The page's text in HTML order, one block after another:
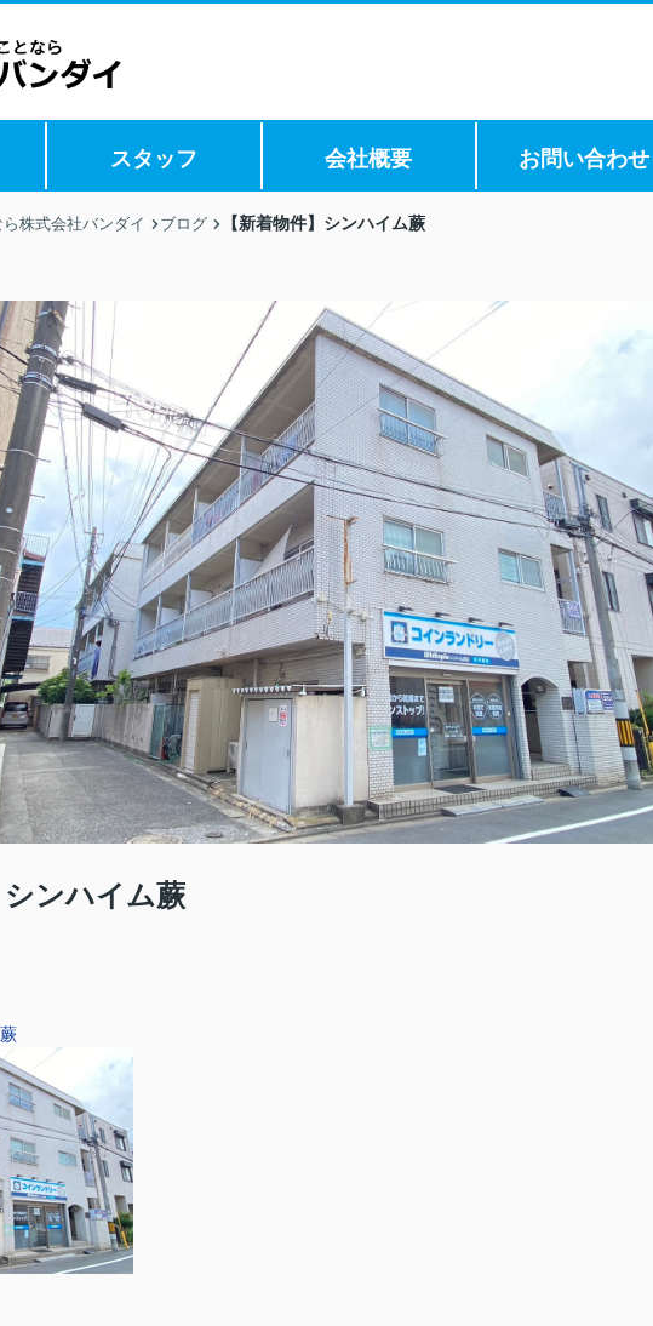
スタッフ 会社概要 お問い合わせ
株式会社バンダイ ブログ 【新着物件】シンハイム蕨
シンハイム蕨